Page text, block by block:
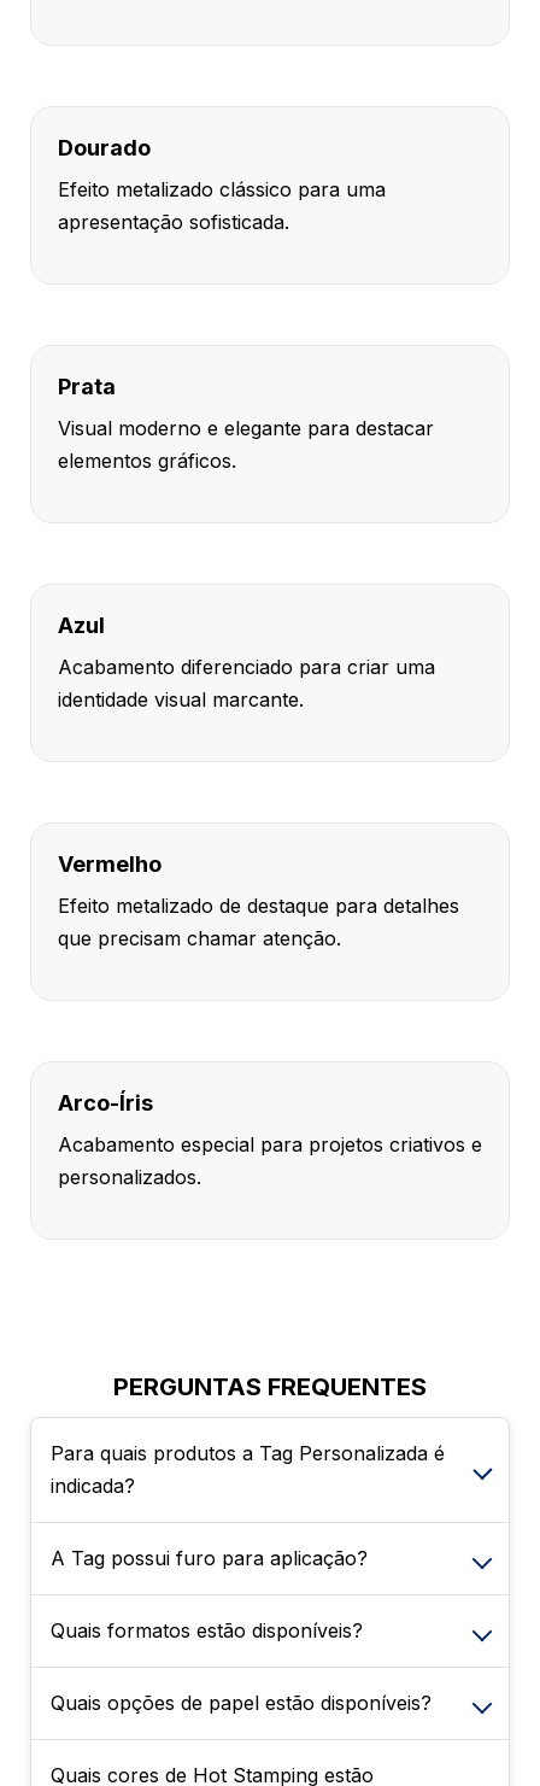
Dourado
Efeito metalizado clássico para uma
apresentação sofisticada.
Prata
Visual moderno e elegante para destacar
elementos gráficos.
Azul
Acabamento diferenciado para criar uma
identidade visual marcante.
Vermelho
Efeito metalizado de destaque para detalhes
que precisam chamar atenção.
Arco-Íris
Acabamento especial para projetos criativos e
personalizados.
PERGUNTAS FREQUENTES
Para quais produtos a Tag Personalizada é
indicada?
A Tag Personalizada é ideal para diversos
segmentos, como confeitaria, floriculturas,
presentes, eventos, lembrancinhas,
A Tag possui furo para aplicação?
Sim. O produto conta com furo de 4,7 mm,
facilitando a fixação em fitas, cordões ou
outros suportes utilizados na montagem e
Quais formatos estão disponíveis?
A Tag Personalizada está disponível nos
seguintes tamanhos: 23x88 mm, 38x88 mm,
43x48 mm, 48x88 mm e 54x85 mm.
Quais opções de papel estão disponíveis?
A Tag Personalizada está disponível em
Quais cores de Hot Stamping estão